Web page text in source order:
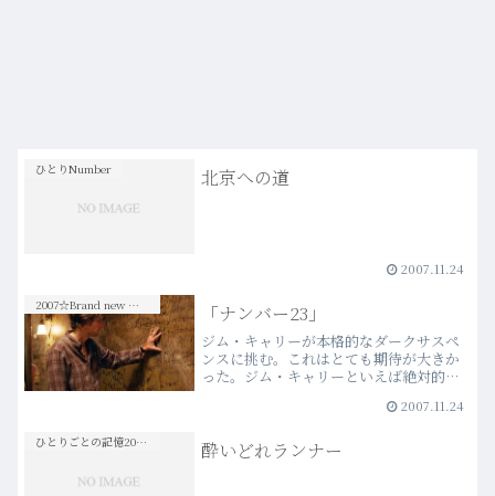
ひとりNumber 北京への道
2007.11.24
2007☆Brand new Movies 「ナンバー23」
ジム・キャリーが本格的なダークサスペ
ンスに挑む。これはとても期待が大きか
った。ジム・キャリーといえば絶対的な
優であるが、独特の風貌と、存在から発
でも輝くと思っていた。事…more
2007.11.24
ひとりごとの記憶20s-30s 酔いどれランナー